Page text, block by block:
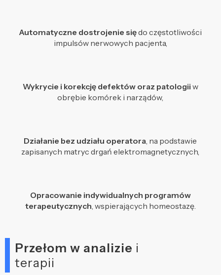
Automatyczne dostrojenie siędo częstotliwości
impulsów nerwowych pacjenta,
Wykrycie i korekcję defektów oraz patologii w
obrębie komórek i narządów,
Działanie bez udziału operatora, na podstawie
zapisanych matryc drgań elektromagnetycznych,
Opracowanie indywidualnych programów
terapeutycznych, wspierających homeostazę.
Przełom w analizie i
terapii